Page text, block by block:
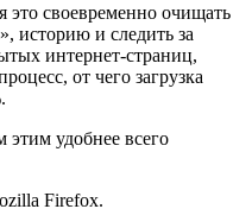
это своевременно очищать
историю и следить за
интернет-страниц,
от чего загрузка
этим удобнее всего